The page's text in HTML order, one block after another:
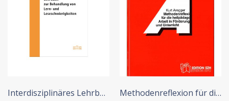
Interdisziplinäres Lehrbuch... Methodenreflexion für die...